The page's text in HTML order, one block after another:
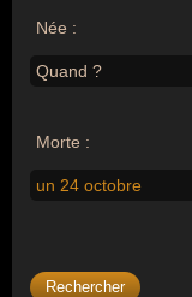
Née :
Quand ?
Morte :
un 24 octobre